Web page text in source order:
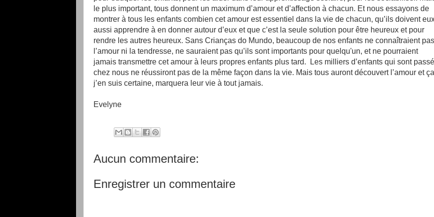
le plus important, tous donnent un maximum d’amour et d’affection à chacun. Et nous essayons de
montrer à tous les enfants combien cet amour est essentiel dans la vie de chacun, qu’ils doivent
aussi apprendre à en donner autour d’eux et que c’est la seule solution pour être heureux et pour
rendre les autres heureux. Sans Crianças do Mundo, beaucoup de nos enfants ne connaîtraient pas
l’amour ni la tendresse, ne sauraient pas qu’ils sont importants pour quelqu'un, et ne pourraient
jamais transmettre cet amour à leurs propres enfants plus tard. Les milliers d’enfants qui sont
chez nous ne réussiront pas de la même façon dans la vie. Mais tous auront découvert l’amour et
j’en suis certaine, marquera leur vie à tout jamais.
Evelyne
Aucun commentaire:
Enregistrer un commentaire